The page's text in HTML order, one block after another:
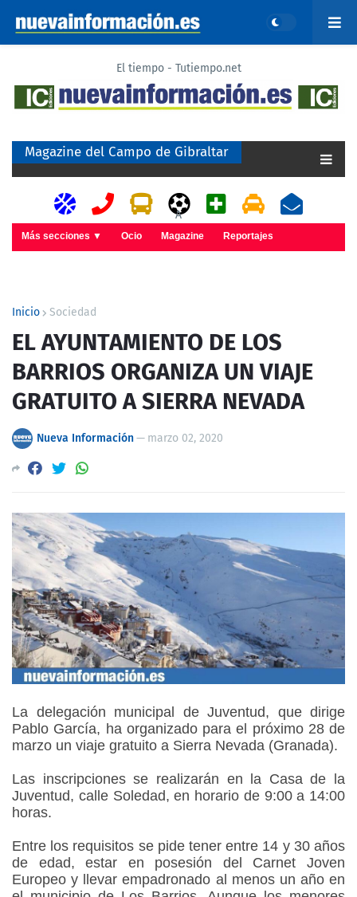
El tiempo - Tutiempo.net
Magazine del Campo de Gibraltar
A
Más secciones ▼ Ocio Magazine Reportajes
Inicio Sociedad
EL AYUNTAMIENTO DE LOS
BARRIOS ORGANIZA UN VIAJE
GRATUITO A SIERRA NEVADA
Nueva Información— marzo 02, 2020
La delegación municipal de Juventud, que dirige
Pablo García, ha organizado para el próximo 28 de
marzo un viaje gratuito a Sierra Nevada (Granada).
Las inscripciones se realizarán en la Casa de la
Juventud, calle Soledad, en horario de 9:00 a 14:00
horas.
Entre los requisitos se pide tener entre 14 y 30 años
de edad, estar en posesión del Carnet Joven
Europeo y llevar empadronado al menos un año en